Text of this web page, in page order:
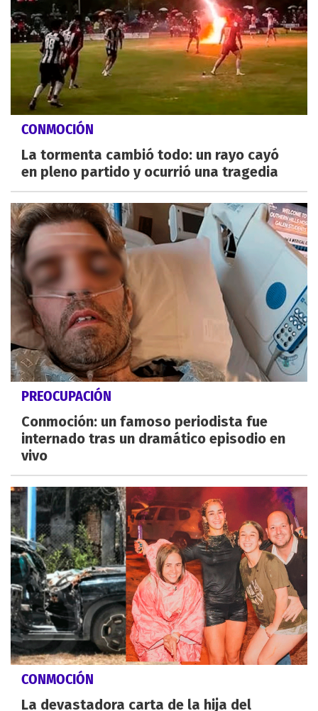
CONMOCIÓN
La tormenta cambió todo: un rayo cayó
en pleno partido y ocurrió una tragedia
PREOCUPACIÓN
Conmoción: un famoso periodista fue
internado tras un dramático episodio en
vivo
CONMOCIÓN
La devastadora carta de la hija del